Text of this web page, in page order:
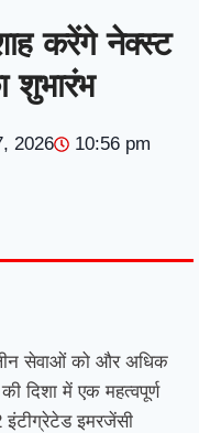
करेंगे नेक्स्ट
शुभारंभ
2026
10:56 pm
सेवाओं को और अधिक
दिशा में एक महत्वपूर्ण
इमरजेंसी